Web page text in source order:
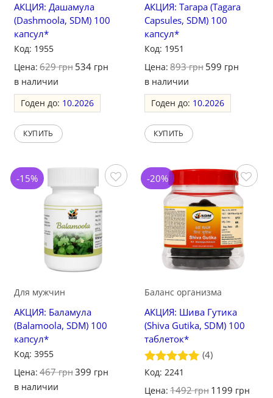
АКЦИЯ: Дашамула
(Dashmoola, SDM) 100
капсул*
Код: 1955
Цена: 629грн 534 грн
в наличии
Годен до: 10.2026
КУПИТЬ
АКЦИЯ: Тагара (Tagara
Capsules, SDM) 100
капсул*
Код: 1951
Цена: 893грн 599 грн
в наличии
Годен до: 10.2026
КУПИТЬ
-15%
Сохранить
Для мужчин
АКЦИЯ: Баламула
(Balamoola, SDM) 100
капсул*
Код: 3955
Цена: 467грн399 грн
в наличии
-20%
Сохранить
Баланс организма
АКЦИЯ: Шива Гутика
(Shiva Gutika, SDM) 100
таблеток*
Оценка
(4)
Код: 2241
Цена: 1492грн 1199 грн